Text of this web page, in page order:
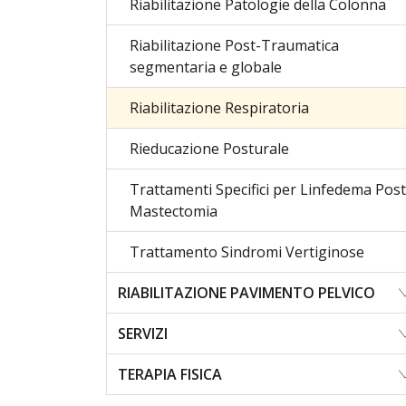
Riabilitazione Patologie della Colonna
Riabilitazione Post-Traumatica
segmentaria e globale
Riabilitazione Respiratoria
Rieducazione Posturale
Trattamenti Specifici per Linfedema
Mastectomia
Trattamento Sindromi Vertiginose
RIABILITAZIONE PAVIMENTO PELVICO
SERVIZI
TERAPIA FISICA